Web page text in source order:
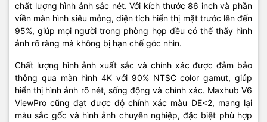
chất lượng hình ảnh sắc nét. Với kích thước 86 inch và phần
viền màn hình siêu mỏng, diện tích hiển thị mặt trước lên đến
95%, giúp mọi người trong phòng họp đều có thể thấy hình
ảnh rõ ràng mà không bị hạn chế góc nhìn.
Chất lượng hình ảnh xuất sắc và chính xác được đảm bảo
thông qua màn hình 4K với 90% NTSC color gamut, giúp
hiển thị hình ảnh rõ nét, sống động và chính xác. Maxhub V6
ViewPro cũng đạt được độ chính xác màu DE<2, mang lại
màu sắc gốc và hình ảnh chuyên nghiệp, đặc biệt phù hợp